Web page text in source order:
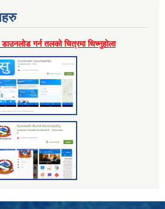
डाउनलाेड गर्न तलकाे चित्रमा थिच्नुहाेला